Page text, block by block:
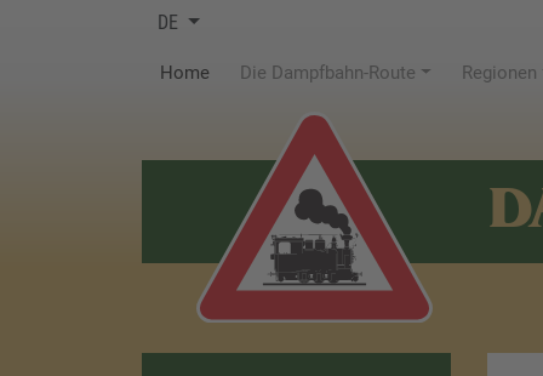
DE
Home(current)Die Dampfbahn-Route Regionen